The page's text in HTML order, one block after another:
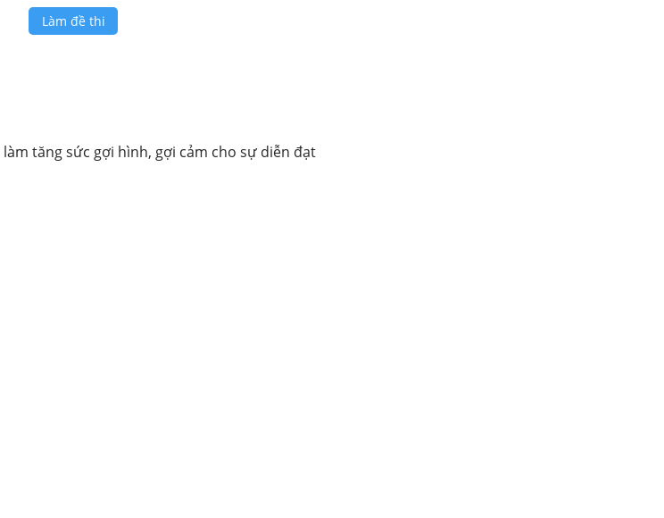
Làm đề thi
tăng sức gợi hình, gợi cảm cho sự diễn đạt